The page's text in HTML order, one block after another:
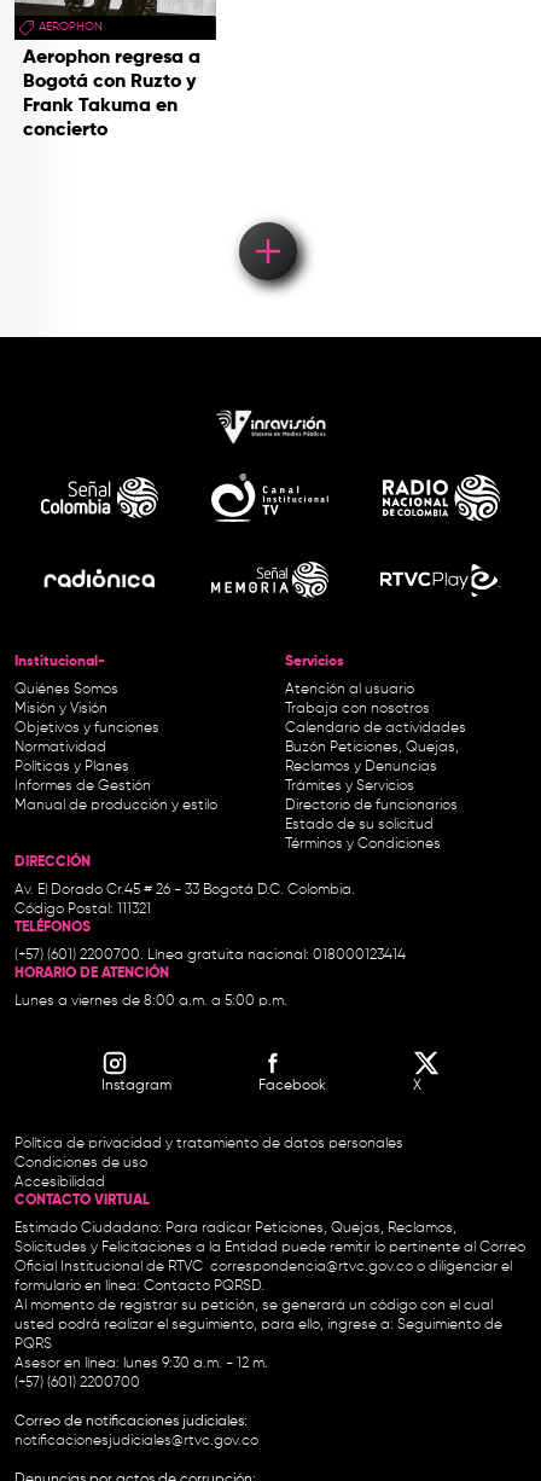
AEROPHON
Aerophon regresa a
Bogotá con Ruzto y
Frank Takuma en
concierto
Institucional-
Quiénes Somos
Misión y Visión
Objetivos y funciones
Normatividad
Políticas y Planes
Informes de Gestión
Manual de producción y estilo
Servicios
Atención al usuario
Trabaja con nosotros
Calendario de actividades
Buzón Peticiones, Quejas,
Reclamos y Denuncias
Trámites y Servicios
Directorio de funcionarios
Estado de su solicitud
Términos y Condiciones
DIRECCIÓN
Av. El Dorado Cr.45 # 26 - 33 Bogotá D.C. Colombia.
Código Postal: 111321
TELÉFONOS
(+57) (601) 2200700. Línea gratuita nacional: 018000123414
HORARIO DE ATENCIÓN
Lunes a viernes de 8:00 a.m. a 5:00 p.m.
Instagram Facebook X
Política de privacidad y tratamiento de datos personales
Condiciones de uso
Accesibilidad
CONTACTO VIRTUAL
Estimado Ciudadano: Para radicar Peticiones, Quejas, Reclamos,
Solicitudes y Felicitaciones a la Entidad puede remitir lo pertinente al Correo
Oficial Institucional de RTVC correspondencia@rtvc.gov.co o diligenciar el
formulario en línea: Contacto PQRSD.
Al momento de registrar su petición, se generará un código con el cual
usted podrá realizar el seguimiento, para ello, ingrese a: Seguimiento de
PQRS
Asesor en línea: lunes 9:30 a.m. - 12 m.
(+57) (601) 2200700
Correo de notificaciones judiciales:
notificacionesjudiciales@rtvc.gov.co